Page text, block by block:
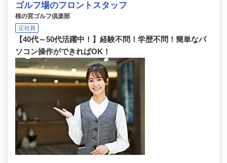
ゴルフ場のフロントスタッフ
桜の宮ゴルフ倶楽部
正社員
【40代～50代活躍中！】経験不問！学歴不問！簡単なパ
ソコン操作ができればOK！